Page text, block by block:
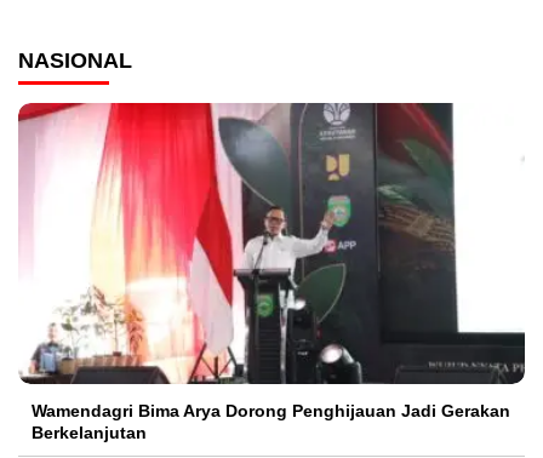
NASIONAL
Wamendagri Bima Arya Dorong Penghijauan Jadi Gerakan
Berkelanjutan